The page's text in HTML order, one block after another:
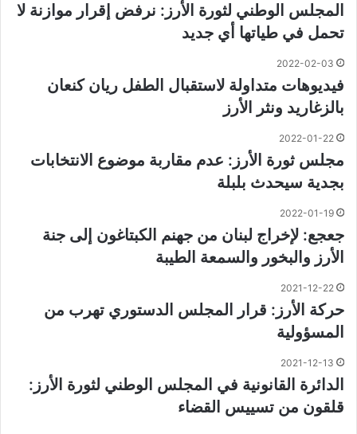
المجلس الوطني لثورة الأرز: نرفض إقرار موازنة لا
تحمل في طياتها أي جديد
2022-02-03
فيديوهات متداولة لاستقبال الطفل ريان كنعان
بالزغاريد ونثر الأرز
2022-01-22
مجلس ثورة الأرز: عدم مقاربة موضوع الانتخابات
بجدية سيحدث بلبلة
2022-01-19
جعجع: لإخراج لبنان من جهنم الكبتاغون إلى جنة
الأرز والبخور والسمعة الطيبة
2021-12-22
حركة الأرز: قرار المجلس الدستوري تهرب من
المسؤولية
2021-12-13
الدائرة القانونية في المجلس الوطني لثورة الأرز:
قلقون من تسييس القضاء